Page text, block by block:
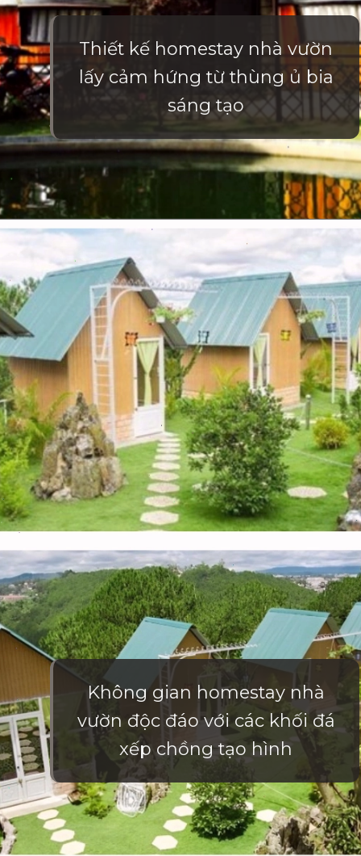
Thiết kế homestay nhà vườn
lấy cảm hứng từ thùng ủ bia
sáng tạo
Đang mở
Không gian homestay nhà
vườn độc đáo với các khối đá
xếp chồng tạo hình